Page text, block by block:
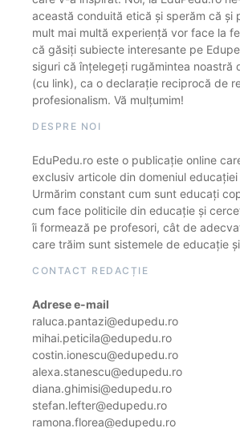
această conduită etică și sperăm că și
mult mai multă experiență vor face la
că găsiți subiecte interesante pe
siguri că înțelegeți rugămintea noastră
(cu link), ca o declarație reciprocă de
profesionalism. Vă mulțumim!
DESPRE NOI
EduPedu.ro este o publicație online
exclusiv articole din domeniul
Urmărim constant cum sunt educați
cum face politicile din educație și
îi formează pe profesori, cât de
care trăim sunt sistemele de educație
CONTACT REDACȚIE
Adrese e-mail
raluca.pantazi@edupedu.ro
mihai.peticila@edupedu.ro
costin.ionescu@edupedu.ro
alexa.stanescu@edupedu.ro
diana.ghimisi@edupedu.ro
stefan.lefter@edupedu.ro
ramona.florea@edupedu.ro